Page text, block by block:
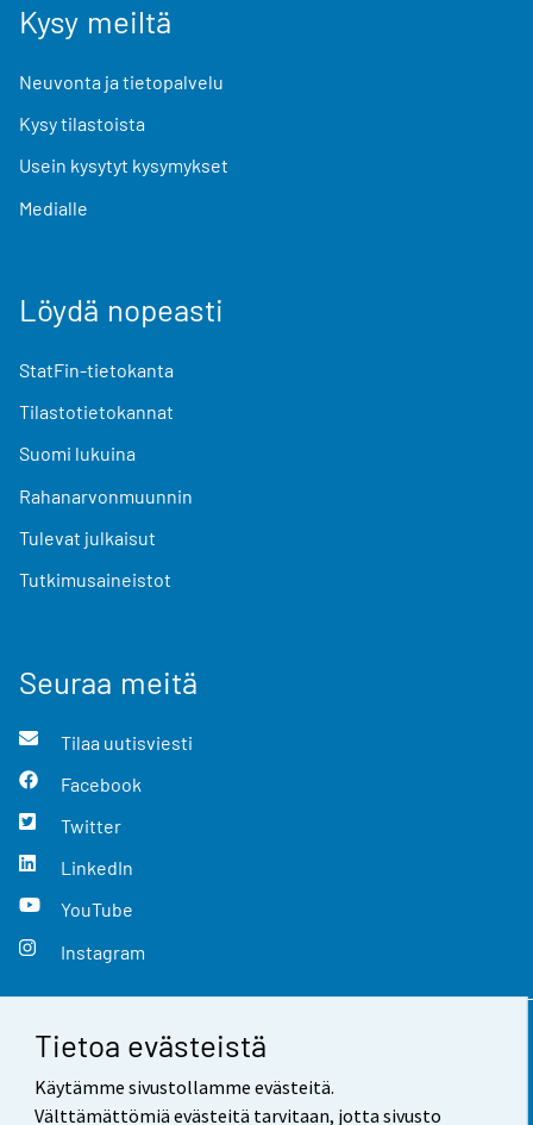
Tietoa evästeistä
Käytämme sivustollamme evästeitä.
Välttämättömiä evästeitä tarvitaan, jotta sivusto
Kysy meiltä
Neuvonta ja tietopalvelu
Kysy tilastoista
Usein kysytyt kysymykset
Medialle
Löydä nopeasti
StatFin-tietokanta
Tilastotietokannat
Suomi lukuina
Rahanarvonmuunnin
Tulevat julkaisut
Tutkimusaineistot
Seuraa meitä
Tilaa uutisviesti
Facebook
Twitter
LinkedIn
YouTube
Instagram
Yhteystiedot
Palaute